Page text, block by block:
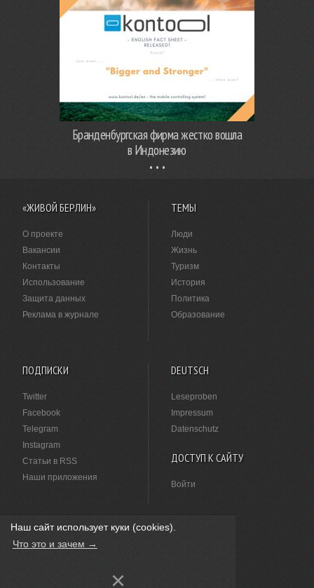
Наш сайт использует куки (cookies).
Что это и зачем →
×
Бранденбургская фирма жестко вошла
в Индонезию
«ЖИВОЙ БЕРЛИН»
О проекте
Вакансии
Контакты
Использование
Защита данных
Реклама в журнале
ТЕМЫ
Люди
Жизнь
Туризм
История
Политика
Образование
ПОДПИСКИ
Twitter
Facebook
Telegram
Instagram
Статьи в RSS
Наши приложения
DEUTSCH
Leseproben
Impressum
Datenschutz
ДОСТУП К САЙТУ
Войти
НАШЛИ ОПЕЧАТКУ?
Выделите ее мышкой и нажмите